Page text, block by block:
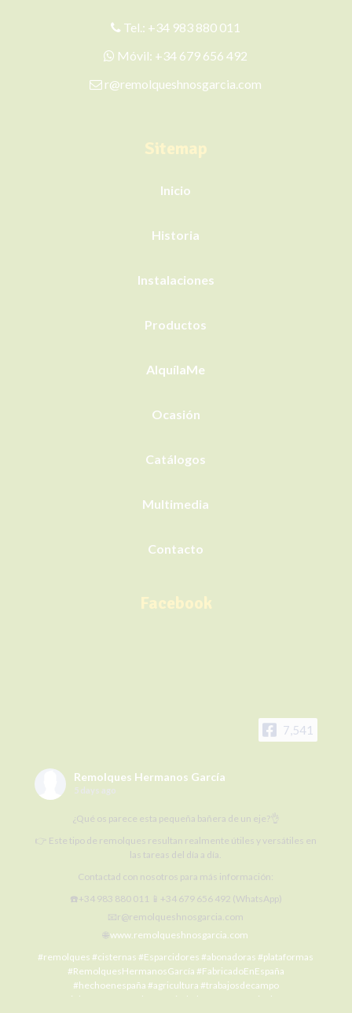
Tel.: +34 983 880 011
Móvil: +34 679 656 492
r@remolqueshnosgarcia.com
Sitemap
Inicio
Historia
Instalaciones
Productos
AlquílaMe
Ocasión
Catálogos
Multimedia
Contacto
Facebook
7,541
Remolques Hermanos García
5 days ago
¿Qué os parece esta pequeña bañera de un eje?👌
👉 Este tipo de remolques resultan realmente útiles y versátiles en
las tareas del día a día.
Contactad con nosotros para más información:
☎️+34 983 880 011 📱+34 679 656 492 (WhatsApp)
📧r@remolqueshnosgarcia.com
🌐www.remolqueshnosgarcia.com
#remolques #cisternas #Esparcidores #abonadoras #plataformas
#RemolquesHermanosGarcía #FabricadoEnEspaña
#hechoenespaña #agricultura #trabajosdecampo
#SiElCampoNoProduceLaCiudadNoCome
#agriculture